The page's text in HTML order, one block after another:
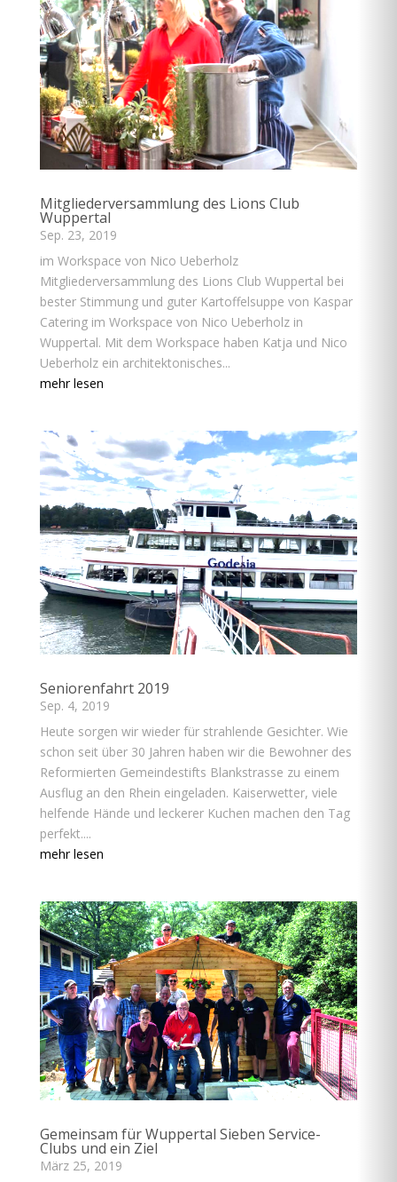
Mitgliederversammlung des Lions Club
Wuppertal
Sep. 23, 2019
im Workspace von Nico Ueberholz
Mitgliederversammlung des Lions Club Wuppertal bei
bester Stimmung und guter Kartoffelsuppe von Kaspar
Catering im Workspace von Nico Ueberholz in
Wuppertal. Mit dem Workspace haben Katja und Nico
Ueberholz ein architektonisches...
mehr lesen
Seniorenfahrt 2019
Sep. 4, 2019
Heute sorgen wir wieder für strahlende Gesichter. Wie
schon seit über 30 Jahren haben wir die Bewohner des
Reformierten Gemeindestifts Blankstrasse zu einem
Ausflug an den Rhein eingeladen. Kaiserwetter, viele
helfende Hände und leckerer Kuchen machen den Tag
perfekt....
mehr lesen
Gemeinsam für Wuppertal Sieben Service-
Clubs und ein Ziel
März 25, 2019